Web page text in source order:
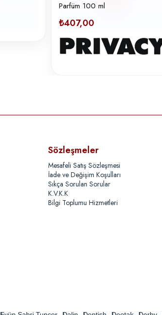
Parfüm 100 ml
₺407,00
Sözleşmeler
Mesafeli Satış Sözleşmesi
İade ve Değişim Koşulları
Sıkça Sorulan Sorular
K.V.K.K
Bilgi Toplumu Hizmetleri